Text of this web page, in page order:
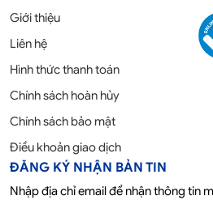
Giới thiệu
Liên hệ
Hình thức thanh toán
Chính sách hoàn hủy
Chính sách bảo mật
Điều khoản giao dịch
ĐĂNG KÝ NHẬN BẢN TIN
Nhập địa chỉ email để nhận thông tin